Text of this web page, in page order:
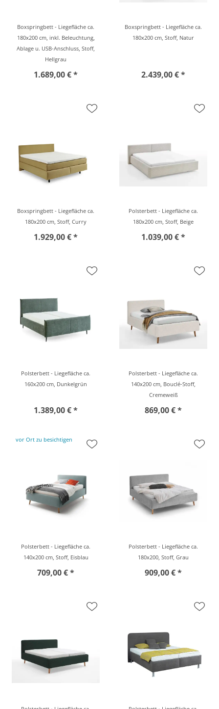
Boxspringbett - Liegefläche ca.
180x200 cm, inkl. Beleuchtung,
Ablage u. USB-Anschluss, Stoff,
Hellgrau
1.689,00 € *
Boxspringbett - Liegefläche ca.
180x200 cm, Stoff, Natur
2.439,00 € *
Boxspringbett - Liegefläche ca.
180x200 cm, Stoff, Curry
1.929,00 € *
Polsterbett - Liegefläche ca.
180x200 cm, Stoff, Beige
1.039,00 € *
Polsterbett - Liegefläche ca.
160x200 cm, Dunkelgrün
1.389,00 € *
Polsterbett - Liegefläche ca.
140x200 cm, Bouclé-Stoff,
Cremeweiß
869,00 € *
vor Ort zu besichtigen
Polsterbett - Liegefläche ca.
140x200 cm, Stoff, Eisblau
709,00 € *
Polsterbett - Liegefläche ca.
180x200, Stoff, Grau
909,00 € *